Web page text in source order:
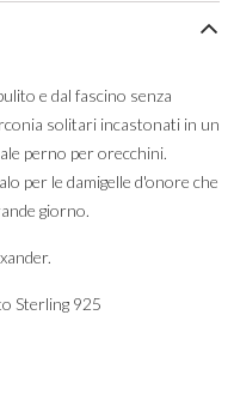
e dal fascino senza
solitari incastonati in un
perno per orecchini.
per le damigelle d'onore che
giorno.
Sterling 925